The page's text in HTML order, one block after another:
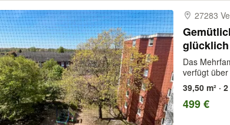
27283
Das
verfügt
39,50 m² ·
499 €